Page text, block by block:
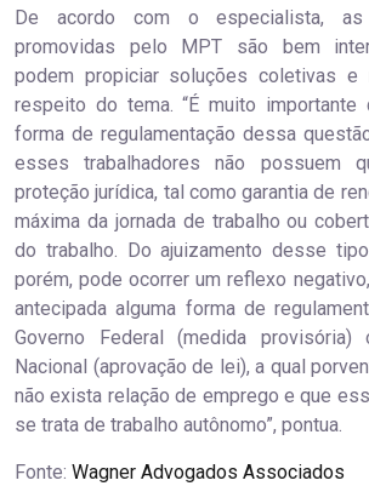
De acordo com o especialista,
promovidas pelo MPT são bem
podem propiciar soluções coletivas e
respeito do tema. “É muito importante
forma de regulamentação dessa
esses trabalhadores não possuem
proteção jurídica, tal como garantia de
máxima da jornada de trabalho ou
do trabalho. Do ajuizamento desse
porém, pode ocorrer um reflexo
antecipada alguma forma de
Governo Federal (medida provisória)
Nacional (aprovação de lei), a qual
não exista relação de emprego e que
se trata de trabalho autônomo”, pontua.
Fonte: Wagner Advogados Associados